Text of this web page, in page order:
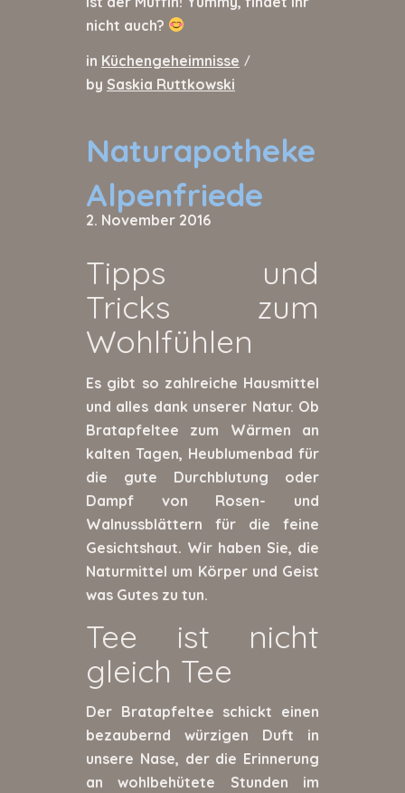
nicht auch?
in Küchengeheimnisse /
by Saskia Ruttkowski
Naturapotheke
Alpenfriede
2. November 2016
Tipps und
Tricks zum
Wohlfühlen
Es gibt so zahlreiche Hausmittel
und alles dank unserer Natur. Ob
Bratapfeltee zum Wärmen an
kalten Tagen, Heublumenbad für
die gute Durchblutung oder
Dampf von Rosen- und
Walnussblättern für die feine
Gesichtshaut. Wir haben Sie, die
Naturmittel um Körper und Geist
was Gutes zu tun.
Tee ist nicht
gleich Tee
Der Bratapfeltee schickt einen
bezaubernd würzigen Duft in
unsere Nase, der die Erinnerung
an wohlbehütete Stunden im